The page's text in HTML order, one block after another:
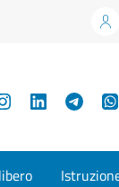
InstagramLinkedIn